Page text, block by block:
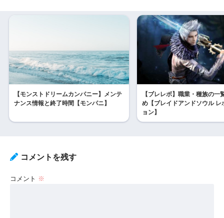
【モンストドリームカンパニー】メンテ
ナンス情報と終了時間【モンパニ】
【ブレレボ】職業・種族の一
め【ブレイドアンドソウル レ
ョン】
コメントを残す
コメント ※